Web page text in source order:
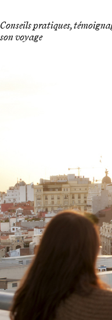
Conseils pratiques,
son voyage